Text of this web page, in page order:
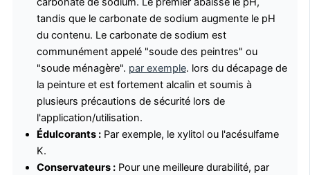
tandis que le carbonate de sodium augmente le pH
du contenu. Le carbonate de sodium est
communément appelé "soude des peintres" ou
"soude ménagère". par exemple. lors du décapage de
la peinture et est fortement alcalin et soumis à
plusieurs précautions de sécurité lors de
l'application/utilisation.
Édulcorants :Par exemple, le xylitol ou l'acésulfame
K.
Conservateurs :Pour une meilleure durabilité, par